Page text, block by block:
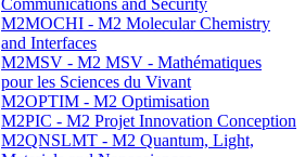
Communications and Security
M2MOCHI - M2 Molecular Chemistry
and Interfaces
M2MSV - M2 MSV - Mathématiques
pour les Sciences du Vivant
M2OPTIM - M2 Optimisation
M2PIC - M2 Projet Innovation Conception
M2QNSLMT - M2 Quantum, Light,